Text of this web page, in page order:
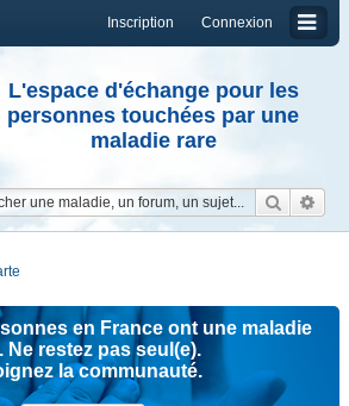
Connexion
Inscription
L'espace d'échange pour les
personnes touchées par une
maladie rare
en France ont une maladie
Ne restez pas seul(e).
la communauté.